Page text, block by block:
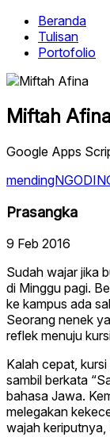
Beranda
Tulisan
Portofolio
Miftah Afina
Google Apps
Prasangka
9 Feb 2016
Sudah wajar jika
di Minggu pagi.
ke kampus ada
Seorang nenek
reflek menuju
Kalah cepat,
sambil berkata
bahasa Jawa.
melegakan
wajah keriputnya,